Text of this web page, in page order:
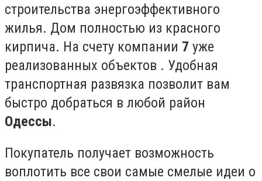
строительства энергоэффективного
жилья. Дом полностью из красного
кирпича. На счету компании 7 уже
реализованных объектов . Удобная
транспортная развязка позволит вам
быстро добраться в любой район
Одессы.
Покупатель получает возможность
воплотить все свои самые смелые идеи о